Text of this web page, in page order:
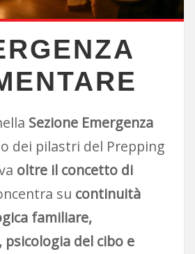
Sezione Emergenza
dei pilastri del Prepping
oltre il concetto di
su continuità
familiare,
psicologia del cibo e